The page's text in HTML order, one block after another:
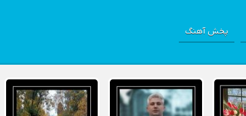
پخش آهنگ